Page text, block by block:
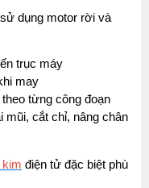
dụng motor rời và
trục máy
may
từng công đoạn
mũi, cắt chỉ, nâng chân
kim điện tử đặc biệt phù